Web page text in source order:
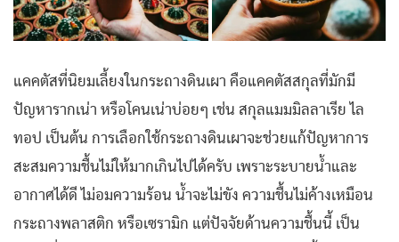
แคคตัสที่นิยมเลี้ยงในกระถางดินเผา คือแคคตัสสกุลที่มักมี
ปัญหารากเน่า หรือโคนเน่าบ่อยๆ เช่น สกุลแมมมิลลาเรีย ไล
ทอป เป็นต้น การเลือกใช้กระถางดินเผาจะช่วยแก้ปัญหาการ
สะสมความชื้นไม่ให้มากเกินไปได้ครับ เพราะระบายน้ำและ
อากาศได้ดี ไม่อมความร้อน น้ำจะไม่ขัง ความชื้นไม่ค้างเหมือน
กระถางพลาสติก หรือเซรามิก แต่ปัจจัยด้านความชื้นนี้ เป็น